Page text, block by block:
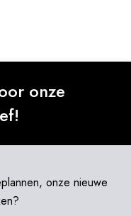
onze
onze nieuwe